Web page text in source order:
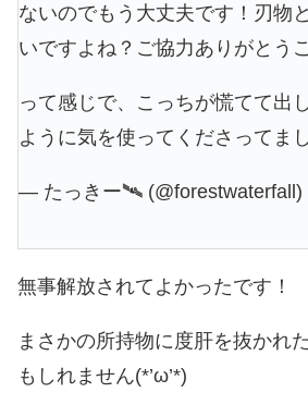
ないのでもう大丈夫です！刃物
いですよね？ご協力ありがとう
って感じで、こっちが慌てて出
ように気を使ってくださってま
— たっきー🛰 (@forestwaterfall)
無事解放されてよかったです！
まさかの所持物に度肝を抜かれ
もしれません(*’ω’*)